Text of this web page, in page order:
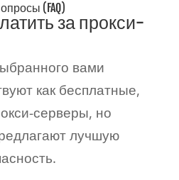
(FAQ)
за прокси-
вами
как бесплатные,
серверы, но
лучшую